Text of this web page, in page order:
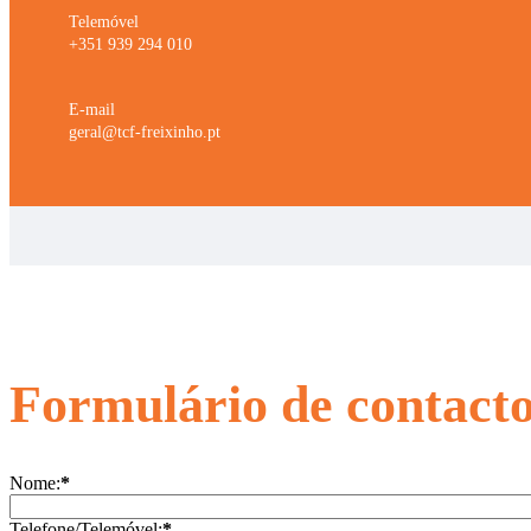
Telemóvel
+351 939 294 010
E-mail
geral@tcf-freixinho.pt
Formulário de
Nome:*